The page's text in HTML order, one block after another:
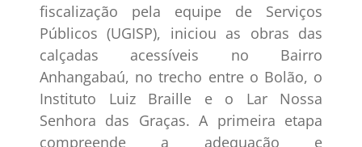
fiscalização pela equipe de Serviços
Públicos (UGISP), iniciou as obras das
calçadas acessíveis no Bairro
Anhangabaú, no trecho entre o Bolão, o
Instituto Luiz Braille e o Lar Nossa
Senhora das Graças. A primeira etapa
compreende a adequação e